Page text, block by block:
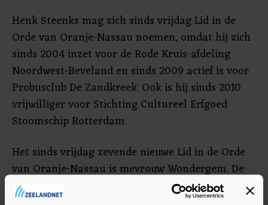
Henk Steenks mag zich sinds vrijdag Lid in de
Orde van Oranje-Nassau noemen, omdat hij zich
sinds 2004 inzet voor de Rode Kruis-afdeling
Noordwest-Beveland en sinds 2009 actief is voor
Probusclub De Zandkreek. Ook is hij sinds 2010
vrijwilliger voor Stichting Cultureel Erfgoed
Stoomschip Rotterdam.
Het sinds vrijdag zevende nieuwe Lid in de Orde
van Oranje-Nassau is mevrouw Wondergem. De
organisaties waarvoor zij actief is (geweest) zijn